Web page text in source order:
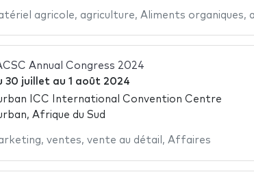
agricole, agriculture, Aliments organiques,
Annual Congress 2024
30 juilletau 1 août 2024
ICC International Convention Centre
Afrique du Sud
, ventes, vente au détail , Affaires